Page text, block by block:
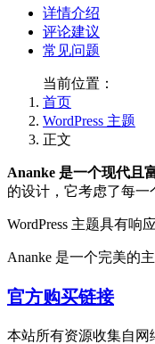
详情介绍
评论建议
常见问题
当前位置：
首页
WordPress 主题
正文
Ananke 是一个现代且
的设计，它考虑了每一
WordPress 主题具有响
Ananke 是一个完美的
官方购买链接
本站所有资源收集自网